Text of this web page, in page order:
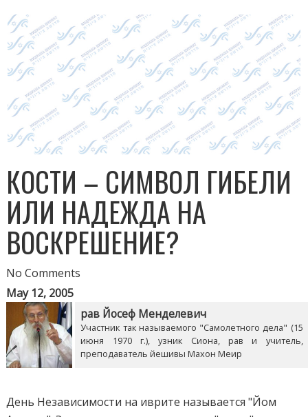
КОСТИ – СИМВОЛ ГИБЕЛИ
ИЛИ НАДЕЖДА НА
ВОСКРЕШЕНИЕ?
No Comments
May 12, 2005
рав Йосеф Менделевич
Участник так называемого "Самолетного дела" (15
июня 1970 г.), узник Сиона, рав и учитель,
преподаватель йешивы Махон Меир
День Независимости на иврите называется "Йом